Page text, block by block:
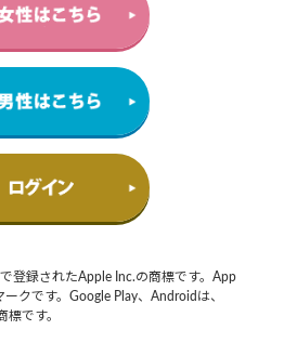
登録されたApple Inc.の商標です。App
クです。Google Play、Androidは、
標です。